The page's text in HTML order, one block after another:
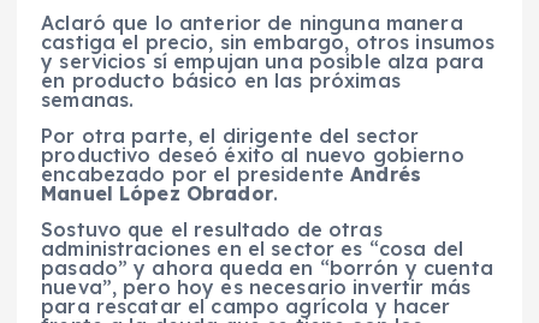
Aclaró que lo anterior de ninguna manera
castiga el precio, sin embargo, otros insumos
y servicios sí empujan una posible alza para
en producto básico en las próximas
semanas.
Por otra parte, el dirigente del sector
productivo deseó éxito al nuevo gobierno
encabezado por el presidenteAndrés
Manuel López Obrador.
Sostuvo que el resultado de otras
administraciones en el sector es “cosa del
pasado” y ahora queda en “borrón y cuenta
nueva”, pero hoy es necesario invertir más
para rescatar el campo agrícola y hacer